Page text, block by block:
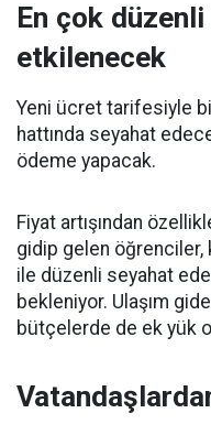
En çok
etkilenecek
Yeni ücret tarifesiyle
hattında seyahat
ödeme yapacak.
Fiyat artışından
gidip gelen öğrenciler,
ile düzenli seyahat
bekleniyor. Ulaşım
bütçelerde de ek yük